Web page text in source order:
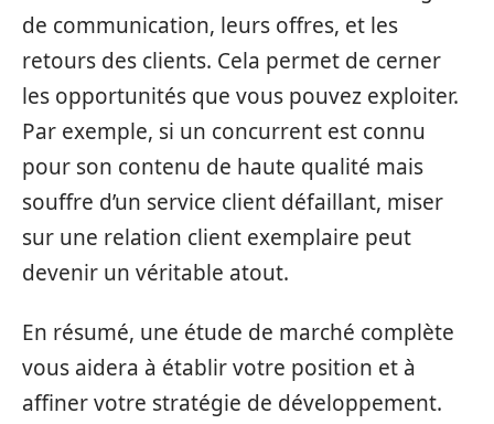
de communication, leurs offres, et les
retours des clients. Cela permet de cerner
les opportunités que vous pouvez exploiter.
Par exemple, si un concurrent est connu
pour son contenu de haute qualité mais
souffre d’un service client défaillant, miser
sur une relation client exemplaire peut
devenir un véritable atout.
En résumé, une étude de marché complète
vous aidera à établir votre position et à
affiner votre stratégie de développement.